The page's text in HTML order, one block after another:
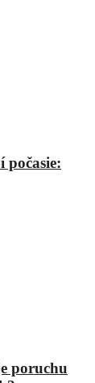
počasie:
poruchu